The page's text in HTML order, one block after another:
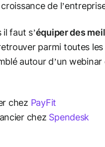
de
faut s’équiper des
parmi toutes
autour d’un webinar
chez PayFit
chez Spendesk